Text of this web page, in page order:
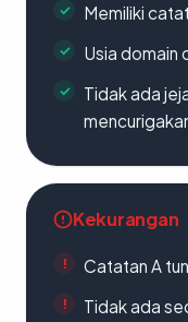
Memiliki
Usia domain
Tidak ada
Kekurangan
Catatan A
Tidak ada